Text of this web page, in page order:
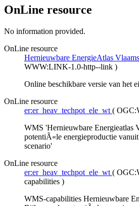
OnLine resource
No information provided.
OnLine resource
Hernieuwbare EnergieAtlas
WWW:LINK-1.0-http--link )
Online beschikbare versie van het
OnLine resource
er:er_heav_techpot_ele_wt (
WMS 'Hernieuwbare Energieatlas
potentiÃ«le energieproductie
scenario'
OnLine resource
er:er_heav_techpot_ele_wt (
capabilities )
WMS-capabilities Hernieuwbare